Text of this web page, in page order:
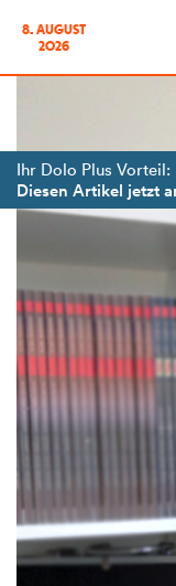
8. AUGUST
2026
Ihr Dolo Plus Vorteil:
Diesen Artikel jetzt